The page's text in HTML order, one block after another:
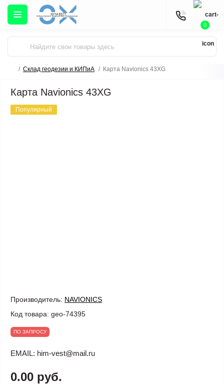
0
Склад геодезии и КИПиА Карта Navionics 43XG
Карта Navionics 43XG
Популярный
Производитель: NAVIONICS
Код товара: geo-74395
ПО ЗАПРОСУ
EMAIL: him-vest@mail.ru
0.00 руб.